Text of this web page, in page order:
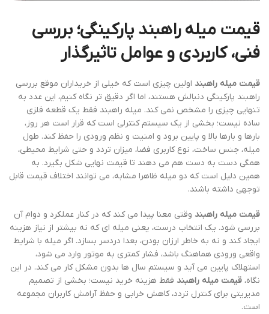
قیمت میله راهبند پارکینگی؛ بررسی
فنی، کاربردی و عوامل تاثیرگذار
قیمت میله راهبند اولین چیزی است که خیلی از خریداران موقع بررسی
راهبند پارکینگی دنبالش هستند، اما اگر دقیق تر نگاه کنیم، این عدد به
تنهایی چیزی را مشخص نمی کند. میله راهبند فقط یک قطعه فلزی
ساده نیست؛ بخشی از یک سیستم کنترلی است که قرار است هر روز،
بارها و بارها بالا و پایین برود و امنیت و نظم ورودی را حفظ کند. طول
میله، جنس ساخت، نوع کاربری فضا، میزان تردد و حتی شرایط محیطی،
همگی دست به دست هم می دهند تا قیمت نهایی شکل بگیرد. به
همین دلیل است که دو میله ظاهرا مشابه، می توانند اختلاف قیمت قابل
توجهی داشته باشند.
قیمت میله راهبند وقتی معنا پیدا می کند که در کنار عملکرد و دوام آن
بررسی شود. یک انتخاب درست، یعنی میله ای که نه بیشتر از نیاز هزینه
ایجاد کند و نه به خاطر ارزان بودن، بعدا دردسر بسازد. اگر میله با شرایط
واقعی ورودی هماهنگ باشد، فشار کمتری به موتور وارد می شود،
استهلاک پایین می آید و سیستم سال ها بدون مشکل کار می کند. در این
نگاه، قیمت میله راهبند فقط هزینه خرید نیست؛ بخشی از تصمیم
مدیریتی برای کنترل تردد، کاهش خرابی و حفظ آرامش کاربران مجموعه
است.